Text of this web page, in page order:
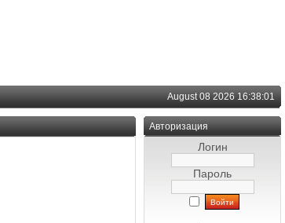
August 08 2026 16:38:01
Авторизация
Логин
Пароль